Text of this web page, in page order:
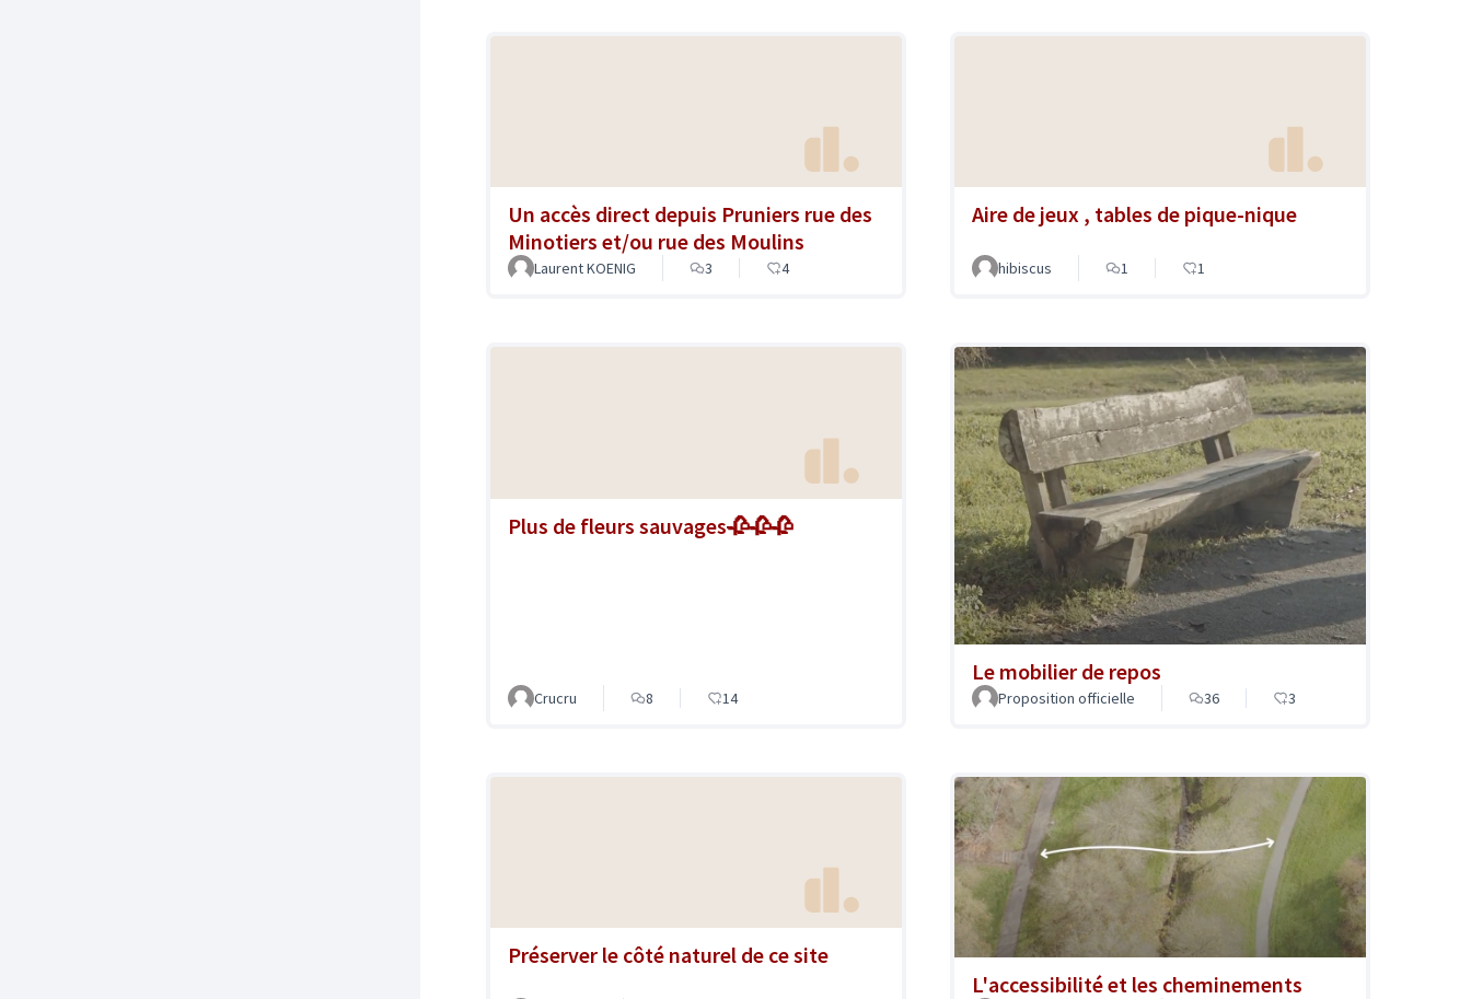
Un accès direct depuis Pruniers rue des
Minotiers et/ou rue des Moulins
Laurent KOENIG 3 4
Aire de jeux , tables de pique-nique
hibiscus 1 1
Plus de fleurs sauvages🥀🥀🥀
Crucru 8 14
Le mobilier de repos
Proposition officielle 36 3
Préserver le côté naturel de ce site
L'accessibilité et les cheminements